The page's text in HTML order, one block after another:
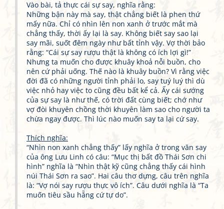
Vào bài, tả thực cái sự say, nghĩa rằng:
Những bận này mà say, thật chẳng biết là phen thứ
mấy nữa. Chỉ có nhìn lên non xanh ở trước mắt mà
chẳng thấy, thời ấy lại là say. Không biết say sao lại
say mãi, suốt đêm ngày như bất tỉnh vậy. Vợ thời bảo
rằng: “Cái sự say rượu thật là không có ích lợi gì!”
Nhưng ta muốn cho được khuây khoả nỗi buồn, cho
nên cứ phải uống. Thế nào là khuây buồn? Vì rằng việc
đời đã có những người tỉnh phải lo, say tuý luý thì dù
việc nhỏ hay việc to cũng đều bất kể cả. Ấy cái sướng
của sự say là như thế, có trời đất cùng biết; chớ như
vợ đòi khuyên chồng thời khuyên làm sao cho người ta
chừa ngay được. Thì lúc nào muốn say ta lại cứ say.
Thích nghĩa:
“Nhìn non xanh chẳng thấy” lấy nghĩa ở trong văn say
của ông Lưu Linh có câu: “Mục thị bất đồ Thái Sơn chi
hình” nghĩa là “Nhìn thật kỹ cũng chẳng thấy cái hình
núi Thái Sơn ra sao”. Hai câu thơ dựng, câu trên nghĩa
là: “Vợ nói say rượu thực vô ích”. Câu dưới nghĩa là “Ta
muốn tiêu sầu hẵng cứ tự do”.